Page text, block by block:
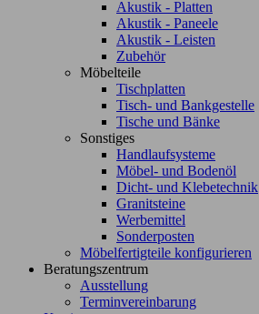
Akustik - Platten
Akustik - Paneele
Akustik - Leisten
Zubehör
Möbelteile
Tischplatten
Tisch- und Bankgestelle
Tische und Bänke
Sonstiges
Handlaufsysteme
Möbel- und Bodenöl
Dicht- und Klebetechnik
Granitsteine
Werbemittel
Sonderposten
Möbelfertigteile konfigurieren
Beratungszentrum
Ausstellung
Terminvereinbarung